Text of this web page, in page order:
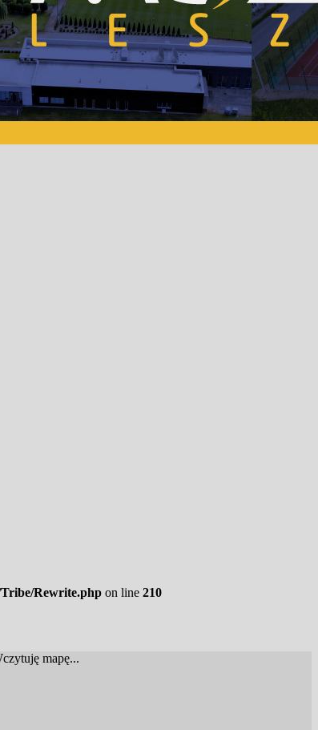
Tribe/Rewrite.php on line 210
mapę...